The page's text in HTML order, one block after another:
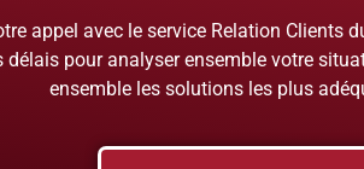
appel avec le service Relation Clients
délais pour analyser ensemble votre
ensemble les solutions les plus